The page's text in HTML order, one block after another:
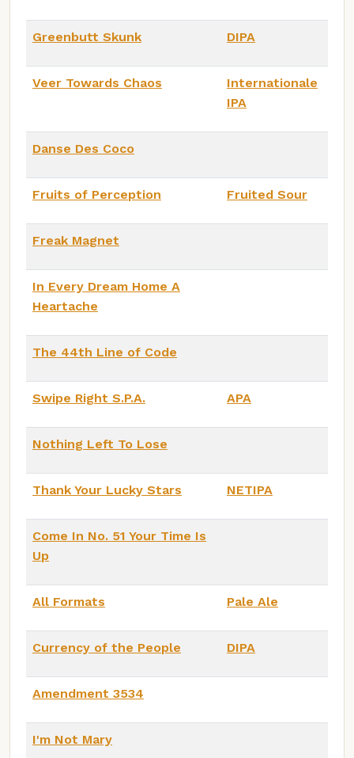
Greenbutt Skunk DIPA
Veer Towards Chaos
Internationale
IPA
Danse Des Coco
Fruits of Perception Fruited Sour
Freak Magnet
In Every Dream Home A
Heartache
The 44th Line of Code
Swipe Right S.P.A. APA
Nothing Left To Lose
Thank Your Lucky Stars NETIPA
Come In No. 51 Your Time Is
Up
All Formats Pale Ale
Currency of the People DIPA
Amendment 3534
I'm Not Mary